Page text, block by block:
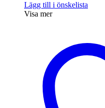
Lägg till i önskelista
Visa mer